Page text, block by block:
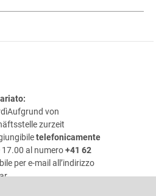
Aufgrund von
zurzeit
telefonicamente
al numero+41 62
per e-mail all’indirizzo